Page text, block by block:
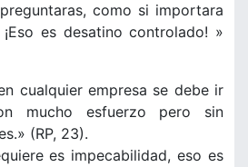
como si importara
es desatino controlado! »
cualquier empresa se debe ir
mucho esfuerzo pero sin
(RP, 23).
es impecabilidad, eso es